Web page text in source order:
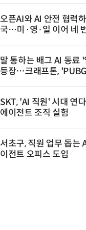
오픈AI와 AI 안전 협력
국…미·영·일 이어 네
말 통하는 배그 AI 동료
등장…크래프톤,
SKT, 'AI 직원' 시대 연
에이전트 조직 실험
서초구, 직원 업무 돕는
이전트 오피스 도입